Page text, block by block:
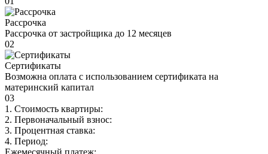
Рассрочка
Рассрочка от застройщика до 12 месяцев
02
Сертификаты
Возможна оплата с использованием сертификата на
материнский капитал
03
1. Стоимость квартиры:
2. Первоначальный взнос:
3. Процентная ставка:
4. Период:
Ежемесячный платеж: